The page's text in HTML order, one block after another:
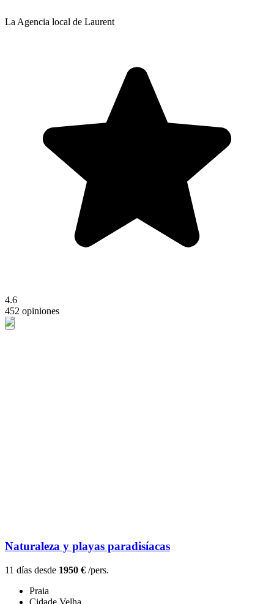
La Agencia local de Laurent
4.6
452 opiniones
Naturaleza y playas paradisíacas
11 días desde 1950 € /pers.
Praia
Cidade Velha